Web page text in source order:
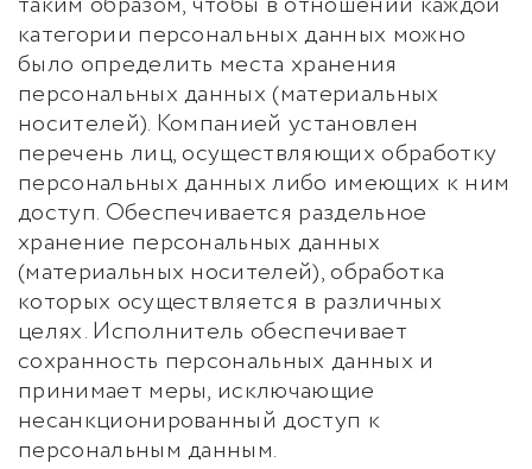
категории персональных данных можно
было определить места хранения
персональных данных (материальных
носителей). Компанией установлен
перечень лиц, осуществляющих обработку
персональных данных либо имеющих к ним
доступ. Обеспечивается раздельное
хранение персональных данных
(материальных носителей), обработка
которых осуществляется в различных
целях. Исполнитель обеспечивает
сохранность персональных данных и
принимает меры, исключающие
несанкционированный доступ к
персональным данным.